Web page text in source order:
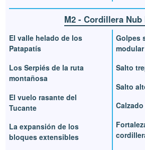
M2 - Cordillera Nub
El valle helado de los
Patapatís
Los Serpiés de la ruta
montañosa
El vuelo rasante del
Tucante
La expansión de los
bloques extensibles
Golpes
modular
Salto
Salto